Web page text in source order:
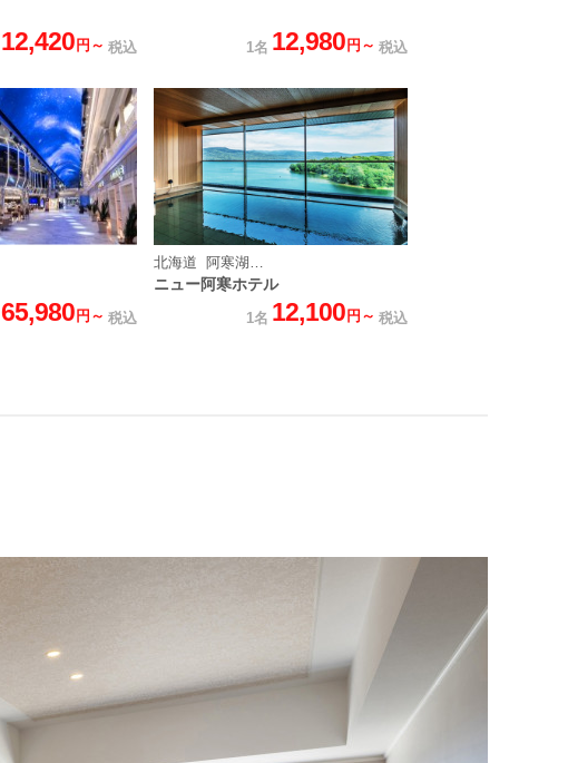
12,420 円～ 税込 1名 12,980 円～ 税込
65,980 円～ 税込
北海道 阿寒湖温泉
ニュー阿寒ホテル
1名 12,100 円～ 税込